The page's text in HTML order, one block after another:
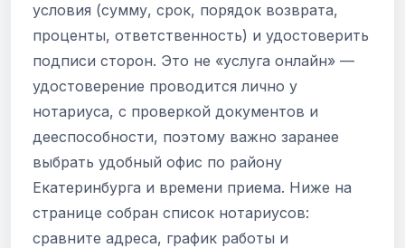
условия (сумму, срок, порядок возврата,
проценты, ответственность) и удостоверить
подписи сторон. Это не «услуга онлайн» —
удостоверение проводится лично у
нотариуса, с проверкой документов и
дееспособности, поэтому важно заранее
выбрать удобный офис по району
Екатеринбурга и времени приема. Ниже на
странице собран список нотариусов:
сравните адреса, график работы и